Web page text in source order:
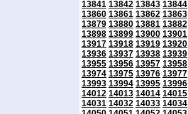
13841 13842 13843 13844
13860 13861 13862 13863
13879 13880 13881 13882
13898 13899 13900 13901
13917 13918 13919 13920
13936 13937 13938 13939
13955 13956 13957 13958
13974 13975 13976 13977
13993 13994 13995 13996
14012 14013 14014 14015
14031 14032 14033 14034